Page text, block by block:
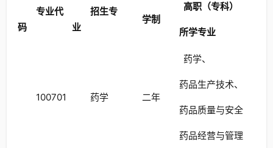
专业代
码
招生专
业
学制
高职（专科）
所学专业
100701 药学 二年
药学、
药品生产技术、
药品质量与安全
药品经营与管理